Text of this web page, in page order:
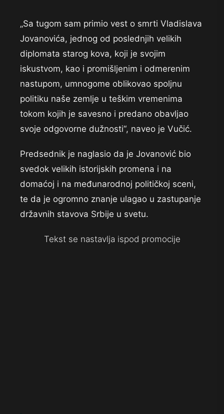
„Sa tugom sam primio vest o smrti Vladislava
Jovanovića, jednog od poslednjih velikih
diplomata starog kova, koji je svojim
iskustvom, kao i promišljenim i odmerenim
nastupom, umnogome oblikovao spoljnu
politiku naše zemlje u teškim vremenima
tokom kojih je savesno i predano obavljao
svoje odgovorne dužnosti“, naveo je Vučić.
Predsednik je naglasio da je Jovanović bio
svedok velikih istorijskih promena i na
domaćoj i na međunarodnoj političkoj sceni,
te da je ogromno znanje ulagao u zastupanje
državnih stavova Srbije u svetu.
Tekst se nastavlja ispod promocije